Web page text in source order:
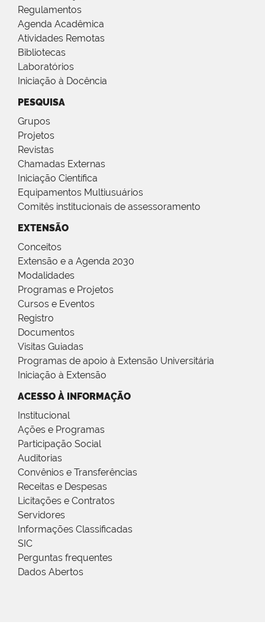
Regulamentos
Agenda Acadêmica
Atividades Remotas
Bibliotecas
Laboratórios
Iniciação à Docência
PESQUISA
Grupos
Projetos
Revistas
Chamadas Externas
Iniciação Científica
Equipamentos Multiusuários
Comitês institucionais de assessoramento
EXTENSÃO
Conceitos
Extensão e a Agenda 2030
Modalidades
Programas e Projetos
Cursos e Eventos
Registro
Documentos
Visitas Guiadas
Programas de apoio à Extensão Universitária
Iniciação à Extensão
ACESSO À INFORMAÇÃO
Institucional
Ações e Programas
Participação Social
Auditorias
Convênios e Transferências
Receitas e Despesas
Licitações e Contratos
Servidores
Informações Classificadas
SIC
Perguntas frequentes
Dados Abertos